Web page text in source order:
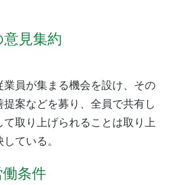
見集約
員が集まる機会を設け、その
案などを募り、全員で共有し
て取り上げられることは取り上
ている。
条件